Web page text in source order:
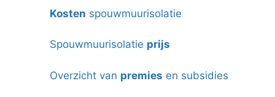
Kosten spouwmuurisolatie
Spouwmuurisolatie prijs
Overzicht van premies en subsidies